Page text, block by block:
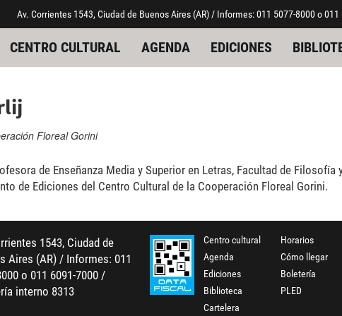
Av. Corrientes 1543, Ciudad de Buenos Aires (AR) / Informes: 011 5077-8000 o
CENTRO CULTURAL AGENDA EDICIONES
Floreal Gorini
de Enseñanza Media y Superior en Letras, Facultad de Filosofía
de Ediciones del Centro Cultural de la Cooperación Floreal Gorini.
1543, Ciudad de
Aires (AR) / Informes: 011
o 011 6091-7000 /
interno 8313
Centro cultural
Agenda
Ediciones
Biblioteca
Cartelera
Horarios
Cómo llegar
Boletería
PLED